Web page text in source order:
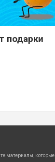
подарки
материалы, которые